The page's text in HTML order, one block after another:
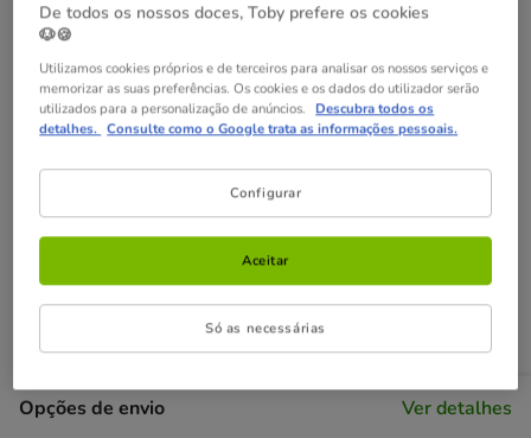
Não perca estas promoções!
Entrega Grátis Direto na compra de referências para gato
com um valor igual ou superior a 39€. Ver condições
-25% na 2ª un Com cupão numa seleção de alimentação,
Ver condições
Cupão: SUPER25 Copiar
Adicionar ao carrinho
Opções de envio Ver detalhes
De todos os nossos doces, Toby prefere os cookies
🐶🍪
Utilizamos cookies próprios e de terceiros para analisar os nossos serviços e
memorizar as suas preferências. Os cookies e os dados do utilizador serão
utilizados para a personalização de anúncios. Descubra todos os
detalhes. Consulte como o Google trata as informações pessoais.
Configurar
Só as necessárias
Aceitar